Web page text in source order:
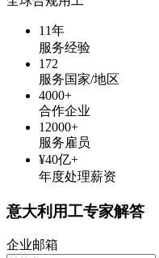
11年
服务经验
172
服务国家/地区
4000+
合作企业
12000+
服务雇员
¥40亿+
年度处理薪资
意大利 用工专家解答
企业邮箱